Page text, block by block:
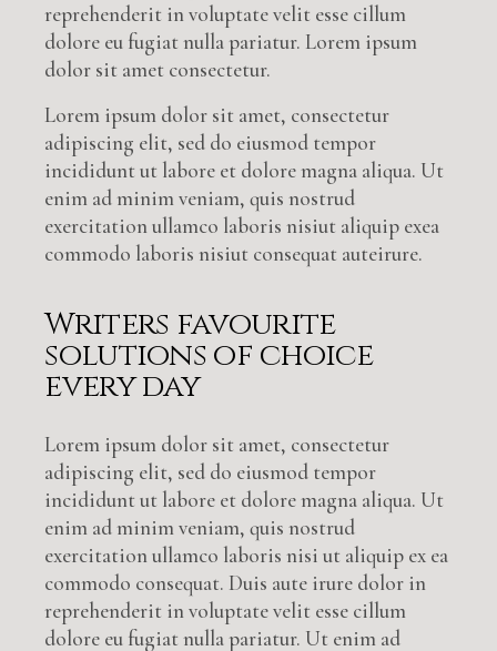
reprehenderit in voluptate velit esse cillum
dolore eu fugiat nulla pariatur. Lorem ipsum
dolor sit amet consectetur.
Lorem ipsum dolor sit amet, consectetur
adipiscing elit, sed do eiusmod tempor
incididunt ut labore et dolore magna aliqua. Ut
enim ad minim veniam, quis nostrud
exercitation ullamco laboris nisiut aliquip exea
commodo laboris nisiut consequat auteirure.
Writers favourite
solutions of choice
every day
Lorem ipsum dolor sit amet, consectetur
adipiscing elit, sed do eiusmod tempor
incididunt ut labore et dolore magna aliqua. Ut
enim ad minim veniam, quis nostrud
exercitation ullamco laboris nisi ut aliquip ex ea
commodo consequat. Duis aute irure dolor in
reprehenderit in voluptate velit esse cillum
dolore eu fugiat nulla pariatur. Ut enim ad